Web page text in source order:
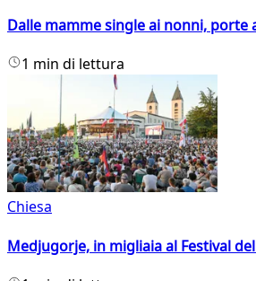
Dalle mamme single ai nonni, porte
1 min di lettura
Chiesa
Medjugorje, in migliaia al Festival